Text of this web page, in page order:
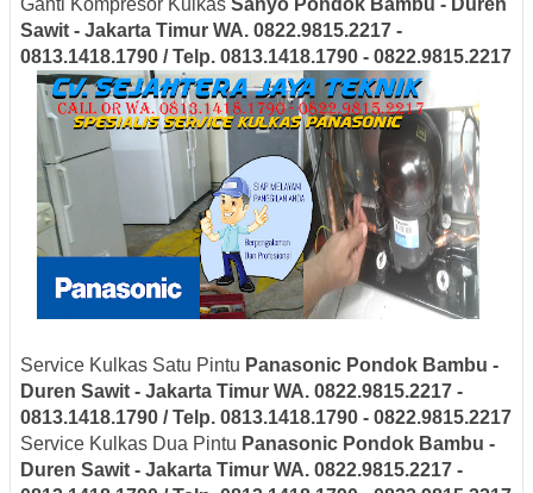
Sawit - Jakarta Timur WA. 0822.9815.2217 -
0813.1418.1790 / Telp. 0813.1418.1790 - 0822.9815.2217
Service Kulkas Satu Pintu Panasonic Pondok Bambu -
Duren Sawit - Jakarta Timur WA. 0822.9815.2217 -
0813.1418.1790 / Telp. 0813.1418.1790 - 0822.9815.2217
Service Kulkas Dua Pintu Panasonic Pondok Bambu -
Duren Sawit - Jakarta Timur WA. 0822.9815.2217 -